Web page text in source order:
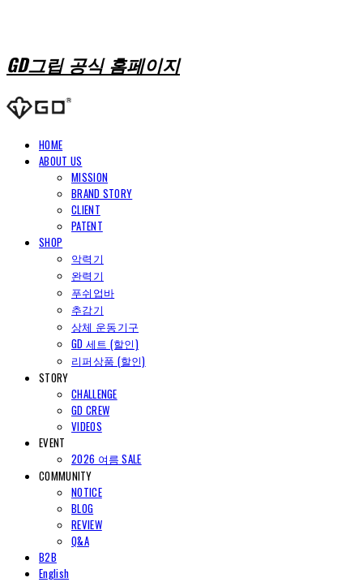
GD그립 공식 홈페이지
HOME
ABOUT US
MISSION
BRAND STORY
CLIENT
PATENT
SHOP
악력기
완력기
푸쉬업바
추감기
상체 운동기구
GD 세트 (할인)
리퍼상품 (할인)
STORY
CHALLENGE
GD CREW
VIDEOS
EVENT
2026 여름 SALE
COMMUNITY
NOTICE
BLOG
REVIEW
Q&A
B2B
English